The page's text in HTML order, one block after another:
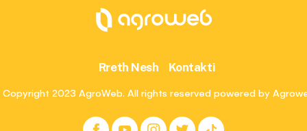
Rreth Nesh Kontakti
2023 AgroWeb. All rights reserved powered by